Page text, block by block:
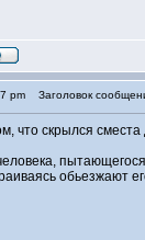
pm Заголовок
что скрылся
обьезжают